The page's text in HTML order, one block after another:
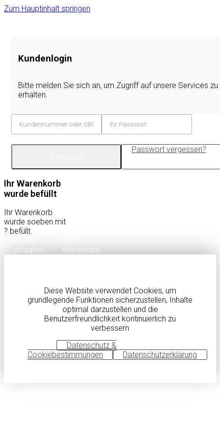
Zum Hauptinhalt springen
Kundenlogin
Bitte melden Sie sich an, um Zugriff auf unsere Services zu
erhalten.
Passwort vergessen?
Ihr Warenkorb
wurde befüllt
Ihr Warenkorb
wurde soeben mit
? befüllt.
shoppen
Warenkorb
Diese Website verwendet Cookies, um
grundlegende Funktionen sicherzustellen, Inhalte
optimal darzustellen und die
Benutzerfreundlichkeit kontinuierlich zu
verbessern
Datenschutz &
Cookiebestimmungen
Datenschutzerklärung